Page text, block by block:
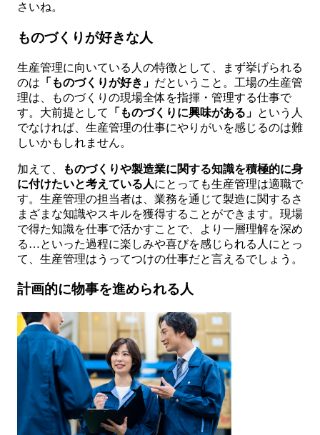
さいね。
ものづくりが好きな人
生産管理に向いている人の特徴として、まず挙げられる
のは 「ものづくりが好き」 だということ。工場の生産管
理は、ものづくりの現場全体を指揮・管理する仕事で
す。大前提として
「ものづくりに興味がある」 という人
でなければ、生産管理の仕事にやりがいを感じるのは難
しいかもしれません。
加えて、
ものづくりや製造業に関する知識を積極的に身
に付けたいと考えている人にとっても生産管理は適職で
す。生産管理の担当者は、業務を通じて製造に関するさ
まざまな知識やスキルを獲得することができます。現場
で得た知識を仕事で活かすことで、より一層理解を深め
る…といった過程に楽しみや喜びを感じられる人にとっ
て、生産管理はうってつけの仕事だと言えるでしょう。
計画的に物事を進められる人